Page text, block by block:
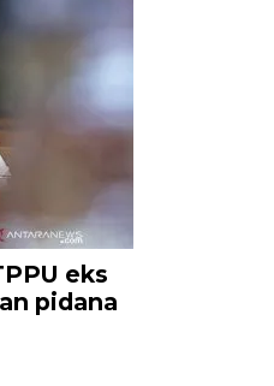
eks
pidana